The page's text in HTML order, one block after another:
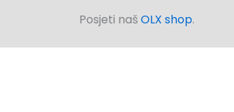
Posjeti našOLX shop.